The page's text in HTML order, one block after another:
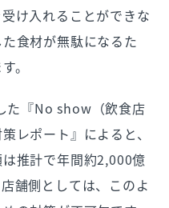
け入れることができな
食材が無駄になるた
。
た『No show（飲食店
レポート』によると、
推計で年間約2,000億
舗側としては、このよ